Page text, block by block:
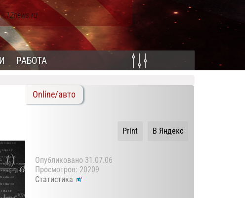
- 12news.ru
РАБОТА
Online/авто
В Яндекс
Print
Опубликовано 31.07.06
Просмотров: 20209
Статистика